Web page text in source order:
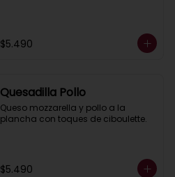
$5.490
Quesadilla Pollo
Queso mozzarella y pollo a la
plancha con toques de ciboulette.
$5.490